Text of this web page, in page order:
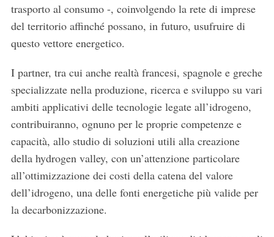
trasporto al consumo -, coinvolgendo la rete di imprese
del territorio affinché possano, in futuro, usufruire di
questo vettore energetico.
I partner, tra cui anche realtà francesi, spagnole e greche
specializzate nella produzione, ricerca e sviluppo su vari
ambiti applicativi delle tecnologie legate all’idrogeno,
contribuiranno, ognuno per le proprie competenze e
capacità, allo studio di soluzioni utili alla creazione
della hydrogen valley, con un’attenzione particolare
all’ottimizzazione dei costi della catena del valore
dell’idrogeno, una delle fonti energetiche più valide per
la decarbonizzazione.